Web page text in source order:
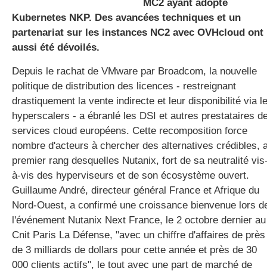
MC2 ayant adopté
Kubernetes NKP. Des avancées techniques et un
partenariat sur les instances NC2 avec OVHcloud ont
aussi été dévoilés.
Depuis le rachat de VMware par Broadcom, la nouvelle
politique de distribution des licences - restreignant
drastiquement la vente indirecte et leur disponibilité via
hyperscalers - a ébranlé les DSI et autres prestataires
services cloud européens. Cette recomposition force
nombre d'acteurs à chercher des alternatives crédibles,
premier rang desquelles Nutanix, fort de sa neutralité
à-vis des hyperviseurs et de son écosystème ouvert.
Guillaume André, directeur général France et Afrique du
Nord-Ouest, a confirmé une croissance bienvenue lors
l'événement Nutanix Next France, le 2 octobre dernier au
Cnit Paris La Défense, "avec un chiffre d'affaires de près
de 3 milliards de dollars pour cette année et près de 30
000 clients actifs", le tout avec une part de marché de